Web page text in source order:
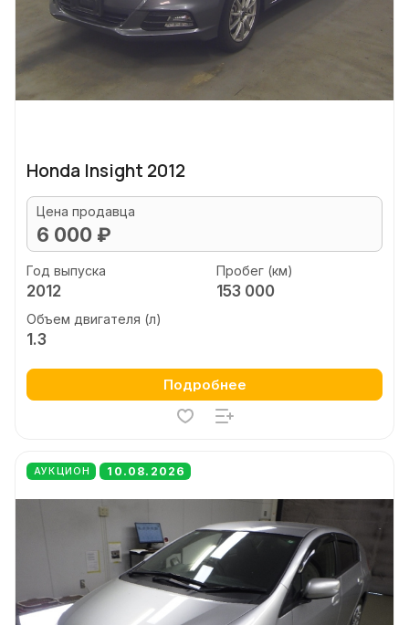
Honda Insight 2012
Цена продавца
6 000 ₽
Год выпуска
2012
Пробег (км)
153 000
Объем двигателя (л)
1.3
Подробнее
АУКЦИОН 10.08.2026